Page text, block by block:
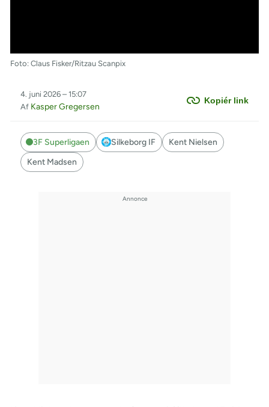
Foto: Claus Fisker/Ritzau Scanpix
Kopiér link
4. juni 2026 – 15:07
Af Kasper Gregersen
3F Superligaen Silkeborg IF
Kent Nielsen
Kent Madsen